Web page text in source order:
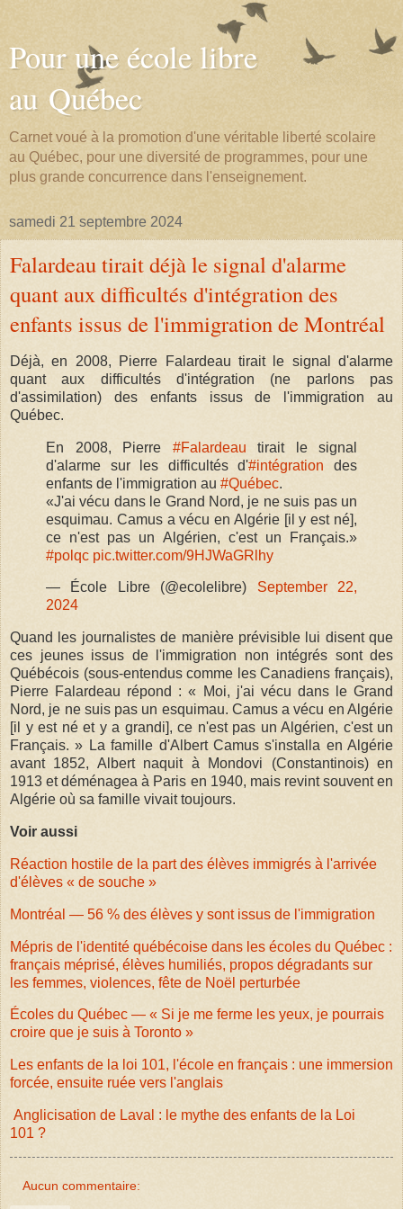
Pour une école libre
au Québec
Carnet voué à la promotion d'une véritable liberté scolaire
au Québec, pour une diversité de programmes, pour une
plus grande concurrence dans l'enseignement.
samedi 21 septembre 2024
Falardeau tirait déjà le signal d'alarme
quant aux difficultés d'intégration des
enfants issus de l'immigration de Montréal
Déjà, en 2008, Pierre Falardeau tirait le signal d'alarme
quant aux difficultés d'intégration (ne parlons pas
d'assimilation) des enfants issus de l'immigration au
Québec.
En 2008, Pierre #Falardeau tirait le signal
d'alarme sur les difficultés d'#intégration des
enfants de l'immigration au #Québec.
«J'ai vécu dans le Grand Nord, je ne suis pas un
esquimau. Camus a vécu en Algérie [il y est né],
ce n'est pas un Algérien, c'est un Français.»
#polqc pic.twitter.com/9HJWaGRlhy
— École Libre (@ecolelibre) September 22,
2024
Quand les journalistes de manière prévisible lui disent que
ces jeunes issus de l'immigration non intégrés sont des
Québécois (sous-entendus comme les Canadiens français),
Pierre Falardeau répond : « Moi, j'ai vécu dans le Grand
Nord, je ne suis pas un esquimau. Camus a vécu en Algérie
[il y est né et y a grandi], ce n'est pas un Algérien, c'est un
Français. » La famille d'Albert Camus s'installa en Algérie
avant 1852, Albert naquit à Mondovi (Constantinois) en
1913 et déménagea à Paris en 1940, mais revint souvent en
Algérie où sa famille vivait toujours.
Voir aussi
Réaction hostile de la part des élèves immigrés à l'arrivée
d'élèves « de souche »
Montréal — 56 % des élèves y sont issus de l'immigration
Mépris de l'identité québécoise dans les écoles du Québec :
français méprisé, élèves humiliés, propos dégradants sur
les femmes, violences, fête de Noël perturbée
Écoles du Québec — « Si je me ferme les yeux, je pourrais
croire que je suis à Toronto »
Les enfants de la loi 101, l'école en français : une immersion
forcée, ensuite ruée vers l'anglais
Anglicisation de Laval : le mythe des enfants de la Loi
101 ?
Aucun commentaire: